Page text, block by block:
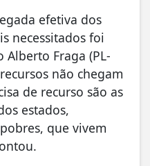
efetiva dos
necessitados foi
Fraga (PL-
não chegam
de recurso são as
estados,
que vivem